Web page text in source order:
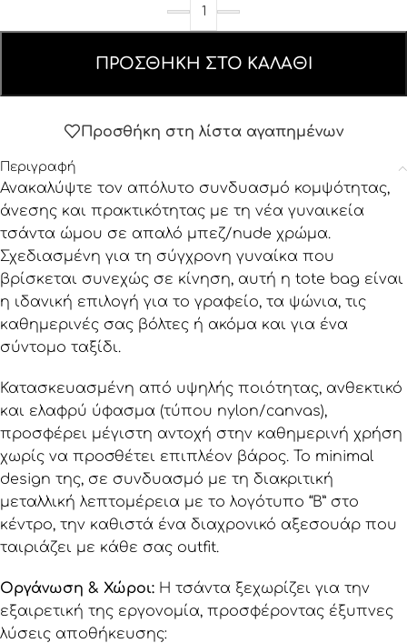
ΠΡΟΣΘΉΚΗ ΣΤΟ ΚΑΛΆΘΙ
Προσθήκη στη λίστα αγαπημένων
Περιγραφή
Ανακαλύψτε τον απόλυτο συνδυασμό κομψότητας,
άνεσης και πρακτικότητας με τη νέα γυναικεία
τσάντα ώμου σε απαλό μπεζ/nude χρώμα.
Σχεδιασμένη για τη σύγχρονη γυναίκα που
βρίσκεται συνεχώς σε κίνηση, αυτή η tote bag είναι
η ιδανική επιλογή για το γραφείο, τα ψώνια, τις
καθημερινές σας βόλτες ή ακόμα και για ένα
σύντομο ταξίδι.
Κατασκευασμένη από υψηλής ποιότητας, ανθεκτικό
και ελαφρύ ύφασμα (τύπου nylon/canvas),
προσφέρει μέγιστη αντοχή στην καθημερινή χρήση
χωρίς να προσθέτει επιπλέον βάρος. Το minimal
design της, σε συνδυασμό με τη διακριτική
μεταλλική λεπτομέρεια με το λογότυπο “B” στο
κέντρο, την καθιστά ένα διαχρονικό αξεσουάρ που
ταιριάζει με κάθε σας outfit.
Οργάνωση & Χώροι: Η τσάντα ξεχωρίζει για την
εξαιρετική της εργονομία, προσφέροντας έξυπνες
λύσεις αποθήκευσης: